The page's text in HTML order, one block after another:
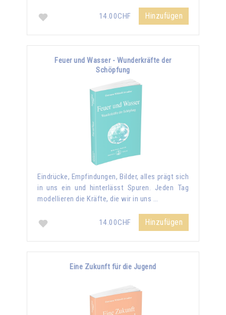
14.00CHF Hinzufügen
Feuer und Wasser - Wunderkräfte der
Schöpfung
Eindrücke, Empfindungen, Bilder, alles prägt sich
in uns ein und hinterlässt Spuren. Jeden Tag
modellieren die Kräfte, die wir in uns …
14.00CHF Hinzufügen
Eine Zukunft für die Jugend